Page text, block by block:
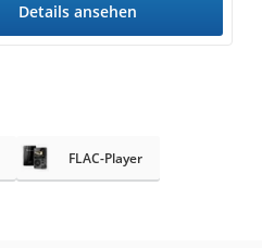
Details ansehen
FLAC-Player